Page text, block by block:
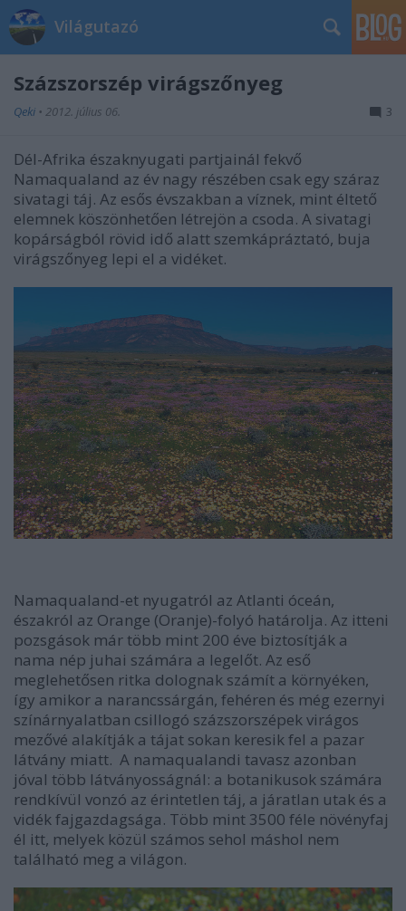
Világutazó
Százszorszép virágszőnyeg
Qeki • 2012. július 06. 3
Dél-Afrika északnyugati partjainál fekvő
Namaqualand az év nagy részében csak egy száraz
sivatagi táj. Az esős évszakban a víznek, mint éltető
elemnek köszönhetően létrejön a csoda. A sivatagi
kopárságból rövid idő alatt szemkápráztató, buja
virágszőnyeg lepi el a vidéket.
Namaqualand-et nyugatról az Atlanti óceán,
északról az Orange (Oranje)-folyó határolja. Az itteni
pozsgások már több mint 200 éve biztosítják a
nama nép juhai számára a legelőt. Az eső
meglehetősen ritka dolognak számít a környéken,
így amikor a narancssárgán, fehéren és még ezernyi
színárnyalatban csillogó százszorszépek virágos
mezővé alakítják a tájat sokan keresik fel a pazar
látvány miatt. A namaqualandi tavasz azonban
jóval több látványosságnál: a botanikusok számára
rendkívül vonzó az érintetlen táj, a járatlan utak és a
vidék fajgazdagsága. Több mint 3500 féle növényfaj
él itt, melyek közül számos sehol máshol nem
található meg a világon.